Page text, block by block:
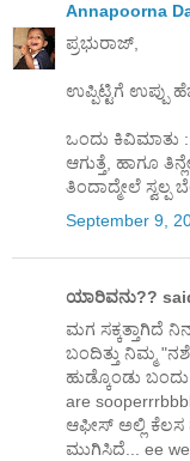
Annapoorna
ಪ್ರಭುರಾಜ್,
ಉಪ್ಪಿಟ್ಟಿಗೆ ಉಪ್ಪು
ಒಂದು ಕಿವಿಮಾತು :
ಆಗುತ್ತೆ, ಹಾಗೂ
ತಿಂದಾದ್ಮೇಲೆ ಸ್ವಲ್ಪ
September 9,
ಯಾರಿವನು??
ಮಗ ಸಕ್ಕತ್ತಾಗಿದೆ
ಬಂದಿತ್ತು ನಿಮ್ಮ
ಹುಡ್ಕೊಂಡು
are
ಆಫೀಸ್ ಅಲ್ಲಿ ಕೆಲಸ
ಮುಗಿಸಿದೆ... ee